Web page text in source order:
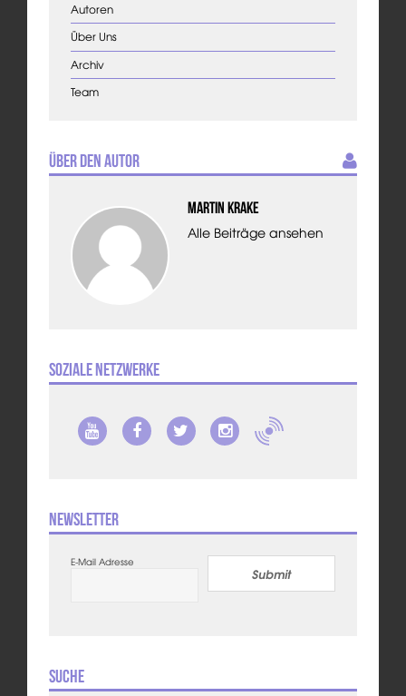
Autoren
Über Uns
Archiv
Team
Über den Autor
Martin Krake
Alle Beiträge ansehen
Soziale Netzwerke
Newsletter
E-Mail Adresse
Submit
Suche